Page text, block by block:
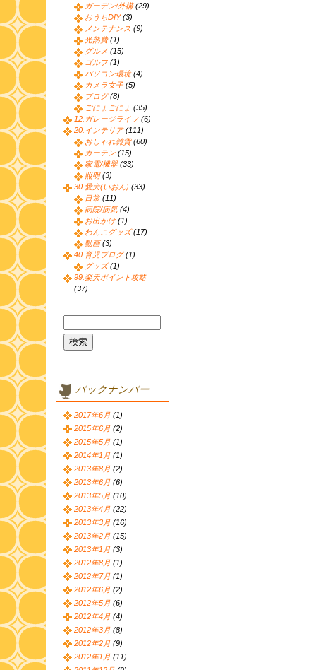
ガーデン/外構(29)
おうちDIY(3)
メンテナンス (9)
光熱費(1)
グルメ (15)
ゴルフ (1)
パソコン環境(4)
カメラ女子 (5)
ブログ(8)
ごにょごにょ (35)
12.ガレージライフ (6)
20.インテリア(111)
おしゃれ雑貨(60)
カーテン (15)
家電/機器 (33)
照明(3)
30.愛犬(いおん) (33)
日常 (11)
病院/病気 (4)
お出かけ (1)
わんこグッズ(17)
動画(3)
40.育児ブログ(1)
グッズ(1)
99.楽天ポイント攻略
(37)
バックナンバー
2017年6月 (1)
2015年6月 (2)
2015年5月 (1)
2014年1月 (1)
2013年8月 (2)
2013年6月 (6)
2013年5月 (10)
2013年4月 (22)
2013年3月 (16)
2013年2月 (15)
2013年1月 (3)
2012年8月 (1)
2012年7月 (1)
2012年6月 (2)
2012年5月 (6)
2012年4月 (4)
2012年3月 (8)
2012年2月 (9)
2012年1月 (11)